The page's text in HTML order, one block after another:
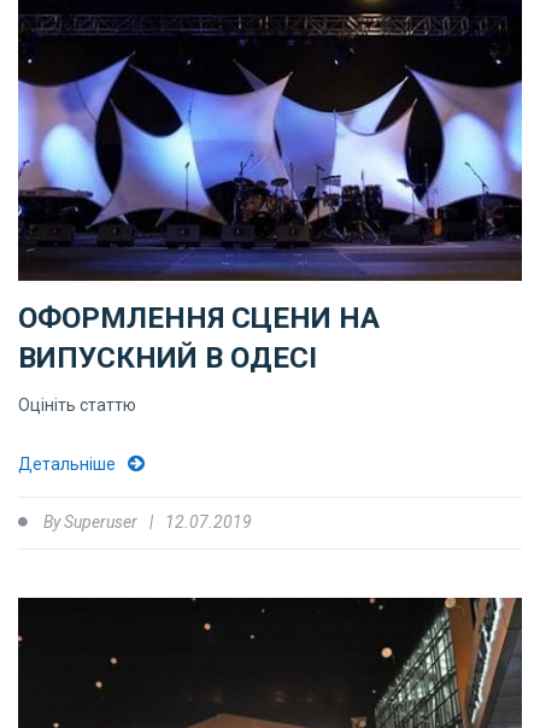
ОФОРМЛЕННЯ СЦЕНИ НА
ВИПУСКНИЙ В ОДЕСІ
Оцініть статтю
Детальніше
BySuperuser 12.07.2019